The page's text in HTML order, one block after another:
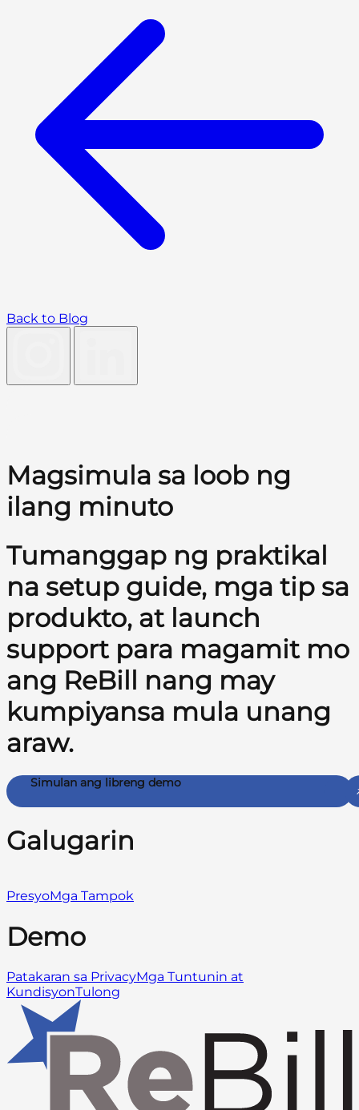
Back to Blog
Magsimula sa loob ng
ilang minuto
Tumanggap ng praktikal
na setup guide, mga tip sa
produkto, at launch
support para magamit mo
ang ReBill nang may
kumpiyansa mula unang
araw.
Simulan ang libreng demo
Galugarin
PresyoMga Tampok
Demo
Patakaran sa PrivacyMga Tuntunin at
KundisyonTulong